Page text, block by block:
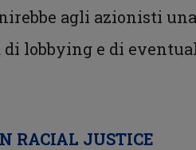
agli azionisti
lobbying e di
RACIAL JUSTICE